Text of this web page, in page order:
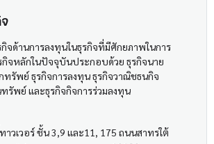
จด้านการลงทุนในธุรกิจที่มีศักยภาพในการ
กิจหลักในปัจจุบันประกอบด้วย ธุรกิจนาย
รัพย์ ธุรกิจการลงทุน ธุรกิจวาณิชธนกิจ
รัพย์ และธุรกิจกิจการร่วมลงทุน
าวเวอร์ ชั้น 3,9 และ11, 175 ถนนสาทรใต้